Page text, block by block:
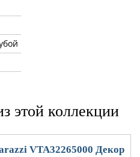
этой коллекции
VTA32265000 Декор